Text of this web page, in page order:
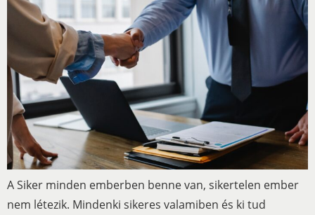
A Siker minden emberben benne van, sikertelen ember
nem létezik. Mindenki sikeres valamiben és ki tud